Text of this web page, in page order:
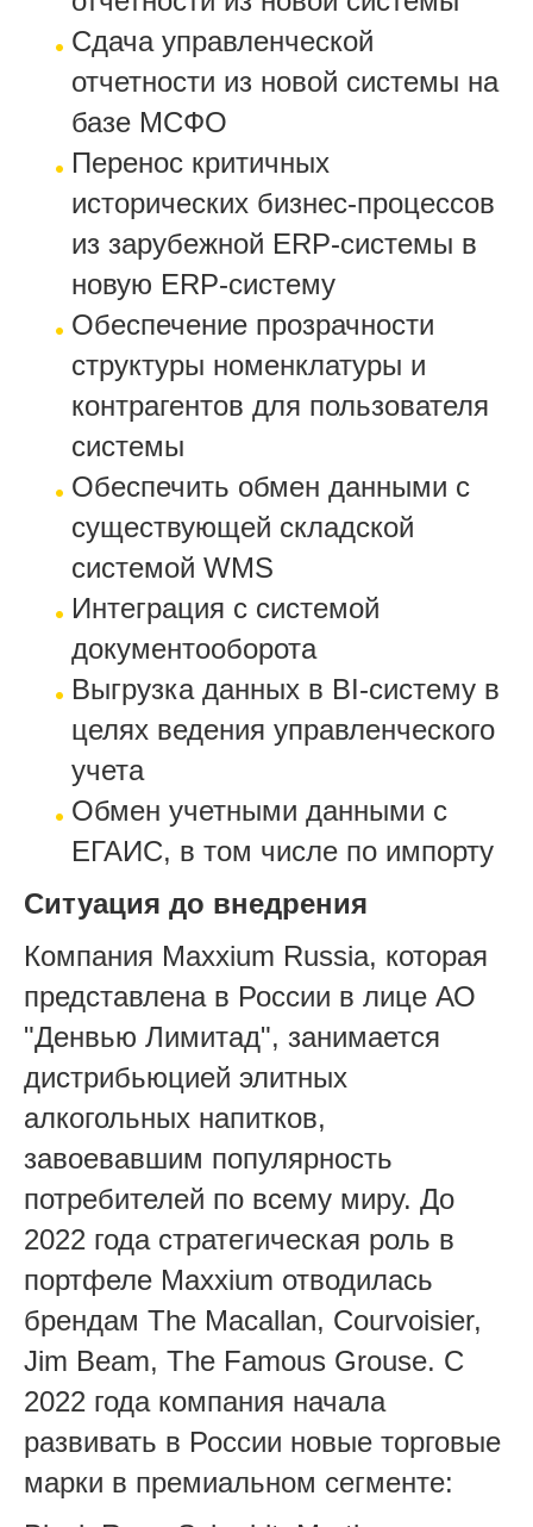
Сдача управленческой
отчетности из новой системы на
базе МСФО
Перенос критичных
исторических бизнес-процессов
из зарубежной ERP-системы в
новую ERP-систему
Обеспечение прозрачности
структуры номенклатуры и
контрагентов для пользователя
системы
Обеспечить обмен данными с
существующей складской
системой WMS
Интеграция с системой
документооборота
Выгрузка данных в BI-систему в
целях ведения управленческого
учета
Обмен учетными данными с
ЕГАИС, в том числе по импорту
Ситуация до внедрения
Компания Maxxium Russia, которая
представлена в России в лице АО
"Денвью Лимитад", занимается
дистрибьюцией элитных
алкогольных напитков,
завоевавшим популярность
потребителей по всему миру. До
2022 года стратегическая роль в
портфеле Maxxium отводилась
брендам The Macallan, Courvoisier,
Jim Beam, The Famous Grouse. C
2022 года компания начала
развивать в России новые торговые
марки в премиальном сегменте: